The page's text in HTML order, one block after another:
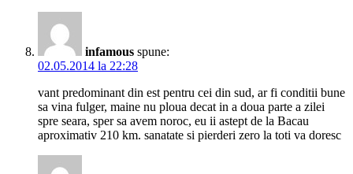
infamous spune:
02.05.2014 la 22:28
vant predominant din est pentru cei din sud, ar fi conditii bune
sa vina fulger, maine nu ploua decat in a doua parte a zilei
spre seara, sper sa avem noroc, eu ii astept de la Bacau
aproximativ 210 km. sanatate si pierderi zero la toti va doresc